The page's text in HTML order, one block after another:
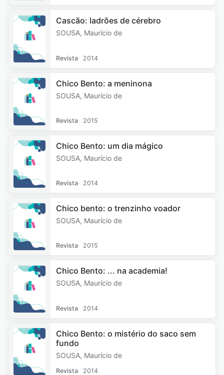
Cascão: ladrões de cérebro
SOUSA, Maurício de
Revista 2014
Chico Bento: a meninona
SOUSA, Maurício de
Revista 2015
Chico Bento: um dia mágico
SOUSA, Maurício de
Revista 2014
Chico bento: o trenzinho voador
SOUSA, Maurício de
Revista 2015
Chico Bento: ... na academia!
SOUSA, Maurício de
Revista 2014
Chico Bento: o mistério do saco sem
fundo
SOUSA, Maurício de
Revista 2014